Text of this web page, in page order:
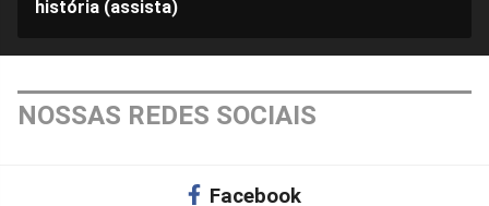
história (assista)
NOSSAS REDES SOCIAIS
Facebook